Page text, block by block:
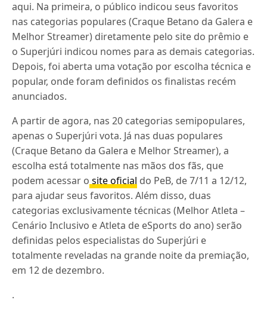
aqui. Na primeira, o público indicou seus favoritos
nas categorias populares (Craque Betano da Galera e
Melhor Streamer) diretamente pelo site do prêmio e
o Superjúri indicou nomes para as demais categorias.
Depois, foi aberta uma votação por escolha técnica e
popular, onde foram definidos os finalistas recém
anunciados.
A partir de agora, nas 20 categorias semipopulares,
apenas o Superjúri vota. Já nas duas populares
(Craque Betano da Galera e Melhor Streamer), a
escolha está totalmente nas mãos dos fãs, que
podem acessar o site oficial do PeB, de 7/11 a 12/12,
para ajudar seus favoritos. Além disso, duas
categorias exclusivamente técnicas (Melhor Atleta –
Cenário Inclusivo e Atleta de eSports do ano) serão
definidas pelos especialistas do Superjúri e
totalmente reveladas na grande noite da premiação,
em 12 de dezembro.
.